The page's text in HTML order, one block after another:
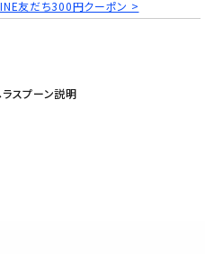
友だち300円クーポン >
ラスプーン説明